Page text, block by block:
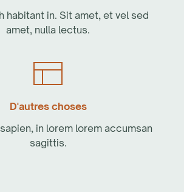
habitant in. Sit amet, et vel sed
amet, nulla lectus.
D'autres choses
in lorem lorem accumsan
sagittis.